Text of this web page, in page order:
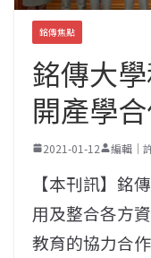
銘傳焦點
銘傳大
開產學
2021-01-12 編輯｜
【本刊訊】銘
用及整合各方
教育的協力合